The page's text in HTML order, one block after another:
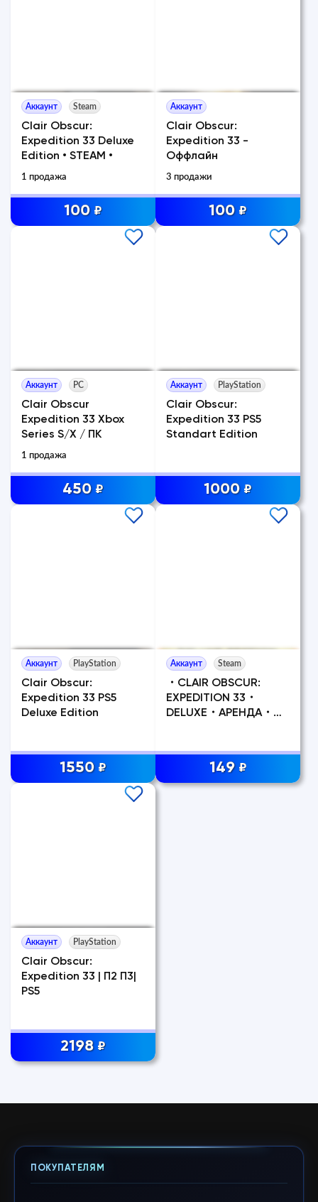
Аккаунт Steam
Clair Obscur:
Expedition 33 Deluxe
Edition • STEAM •
1 продажа
100 ₽
Аккаунт
Clair Obscur:
Expedition 33 -
Оффлайн
3 продажи
100 ₽
Аккаунт PC
Clair Obscur
Expedition 33 Xbox
Series S/X / ПК
1 продажа
450 ₽
Аккаунт PlayStation
Clair Obscur:
Expedition 33 PS5
Standart Edition
1000 ₽
Аккаунт PlayStation
Clair Obscur:
Expedition 33 PS5
Deluxe Edition
1550 ₽
Аккаунт Steam
・CLAIR OBSCUR:
EXPEDITION 33・
DELUXE・АРЕНДА・
149 ₽
Аккаунт PlayStation
Clair Obscur:
Expedition 33 | П2 П3|
PS5
2198 ₽
ПОКУПАТЕЛЯМ